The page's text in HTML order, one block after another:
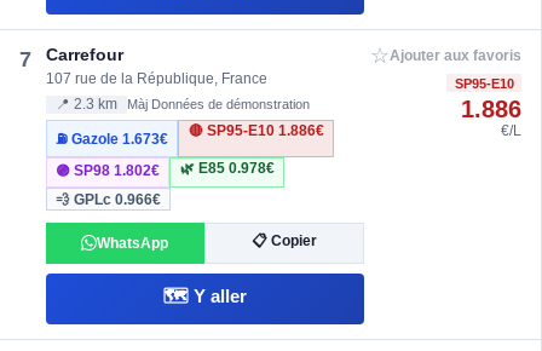
7 Carrefour
107 rue de la République, France
📍 2.3 km Màj Données de démonstration
⛽ Gazole1.673€
🔴 SP95-E10 1.886€
🟣 SP981.802€ 🌿 E85 0.978€
💨 GPLc0.966€
WhatsApp 📋 Copier
🗺️ Y aller
☆Ajouter aux favoris
SP95-E10
1.886
€/L